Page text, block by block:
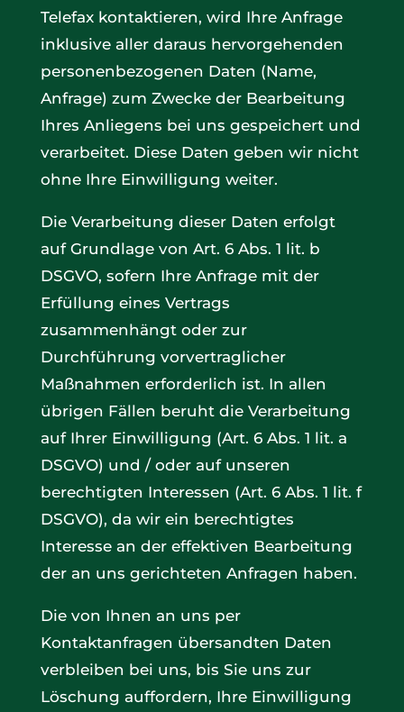
Telefax kontaktieren, wird Ihre Anfrage
inklusive aller daraus hervorgehenden
personenbezogenen Daten (Name,
Anfrage) zum Zwecke der Bearbeitung
Ihres Anliegens bei uns gespeichert und
verarbeitet. Diese Daten geben wir nicht
ohne Ihre Einwilligung weiter.
Die Verarbeitung dieser Daten erfolgt
auf Grundlage von Art. 6 Abs. 1 lit. b
DSGVO, sofern Ihre Anfrage mit der
Erfüllung eines Vertrags
zusammenhängt oder zur
Durchführung vorvertraglicher
Maßnahmen erforderlich ist. In allen
übrigen Fällen beruht die Verarbeitung
auf Ihrer Einwilligung (Art. 6 Abs. 1 lit. a
DSGVO) und / oder auf unseren
berechtigten Interessen (Art. 6 Abs. 1 lit. f
DSGVO), da wir ein berechtigtes
Interesse an der effektiven Bearbeitung
der an uns gerichteten Anfragen haben.
Die von Ihnen an uns per
Kontaktanfragen übersandten Daten
verbleiben bei uns, bis Sie uns zur
Löschung auffordern, Ihre Einwilligung